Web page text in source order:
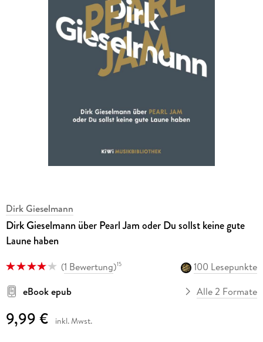
Dirk Gieselmann
Dirk Gieselmann über Pearl Jam oder Du sollst keine gute
Laune haben
(1 Bewertung)15
100 Lesepunkte
eBook epub
Alle 2 Formate
9,99 € inkl. Mwst.